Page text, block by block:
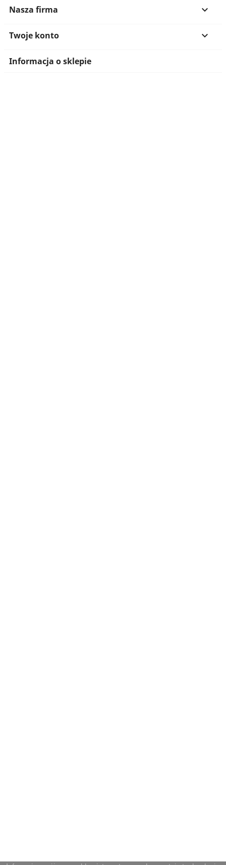
Nasza firma 
Twoje konto 
Informacja o sklepie